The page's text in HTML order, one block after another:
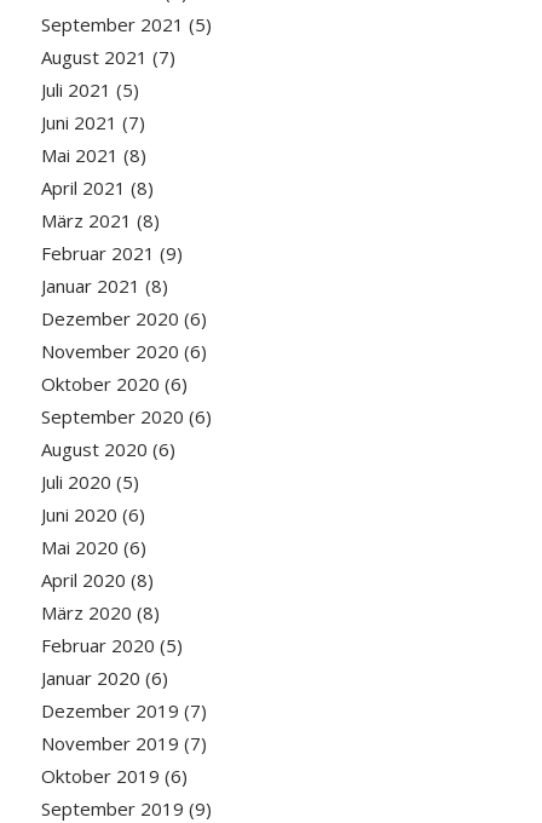
September 2021 (5)
August 2021 (7)
Juli 2021 (5)
Juni 2021 (7)
Mai 2021 (8)
April 2021 (8)
März 2021 (8)
Februar 2021 (9)
Januar 2021 (8)
Dezember 2020 (6)
November 2020 (6)
Oktober 2020 (6)
September 2020 (6)
August 2020 (6)
Juli 2020 (5)
Juni 2020 (6)
Mai 2020 (6)
April 2020 (8)
März 2020 (8)
Februar 2020 (5)
Januar 2020 (6)
Dezember 2019 (7)
November 2019 (7)
Oktober 2019 (6)
September 2019 (9)